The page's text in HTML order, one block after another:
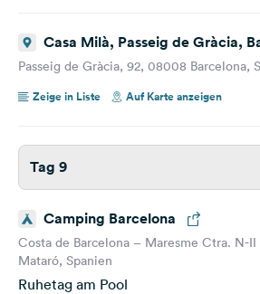
Casa Milà, Passeig de Gràcia,
Passeig de Gràcia, 92, 08008 Barcelona,
Zeige in Liste
Auf Karte anzeigen
Tag 9
Camping Barcelona
Costa de Barcelona – Maresme Ctra. N-
Mataró, Spanien
Ruhetag am Pool